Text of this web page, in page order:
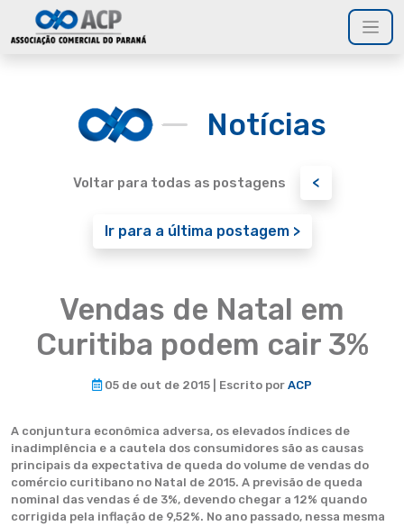
Notícias
Voltar para todas as postagens <
Ir para a última postagem >
Vendas de Natal em
Curitiba podem cair 3%
05 de out de 2015 | Escrito por ACP
A conjuntura econômica adversa, os elevados índices de
inadimplência e a cautela dos consumidores são as causas
principais da expectativa de queda do volume de vendas do
comércio curitibano no Natal de 2015. A previsão de queda
nominal das vendas é de 3%, devendo chegar a 12% quando
corrigida pela inflação de 9,52%. No ano passado, nessa mesma